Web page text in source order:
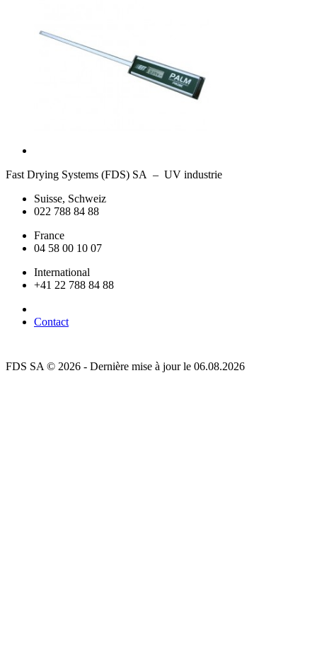
Fast Drying Systems (FDS) SA – UV industrie
Suisse, Schweiz
022 788 84 88
France
04 58 00 10 07
International
+41 22 788 84 88
Contact
FDS SA © 2026 - Dernière mise à jour le 06.08.2026